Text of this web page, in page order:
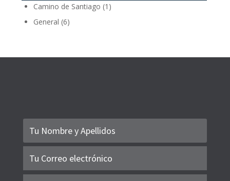
Camino de Santiago (1)
General (6)